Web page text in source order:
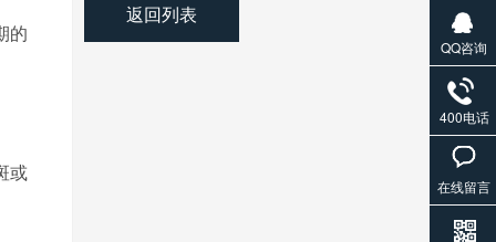
的
或
返回列表
QQ咨询
400电话
在线留言